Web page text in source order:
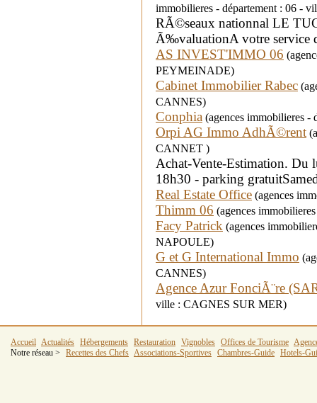
immobilieres - département : 06 -
RÃ©seaux nationnal LE
Ã‰valuationA votre service
AS INVEST'IMMO 06
PEYMEINADE)
Cabinet Immobilier Rabec
CANNES)
Conphia (agences immobilieres
Orpi AG Immo AdhÃ©rent
CANNET )
Achat-Vente-Estimation. Du
18h30 - parking
Real Estate Office (agences
Thimm 06 (agences
Facy Patrick (agences
NAPOULE)
G et G International Immo
CANNES)
Agence Azur FonciÃ¨re
ville : CAGNES SUR MER)
Accueil Actualités Hébergements Restauration Vignobles Offices de Tourisme
Notre réseau >
Recettes des Chefs Associations-Sportives Chambres-Guide Hotels-